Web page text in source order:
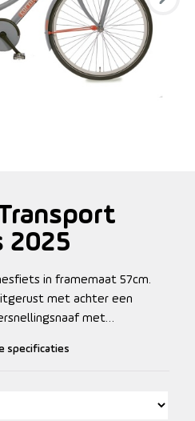
2025
in framemaat 57cm.
met achter een
met
voordrager.
specificaties